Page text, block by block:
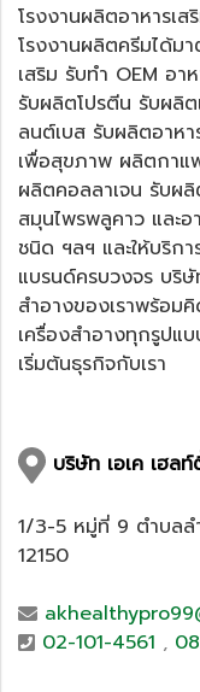
โรงงานผลิตอาหารเส
โรงงานผลิตครีมได้ม
เสริม รับทำ OEM อา
รับผลิตโปรตีน รับผลิต
ลนต์เบส รับผลิตอาห
เพื่อสุขภาพ ผลิตกาแ
ผลิตคอลลาเจน รับผ
สมุนไพรพลูคาว และ
ชนิด ฯลฯ และให้บริก
แบรนด์ครบวงจร บริ
สำอางของเราพร้อม
เครื่องสำอางทุกรูป
เริ่มต้นธุรกิจกับเรา
บริษัท เอเค เฮ
1/3-5 หมู่ที่ 9 ตำบลล
12150
02-101-4561 ,